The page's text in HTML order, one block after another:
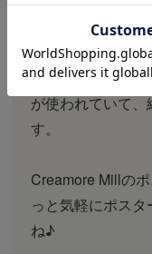
オーク材のバーと
が使われていて
す。
Creamore Millの
っと気軽にポス
ね♪